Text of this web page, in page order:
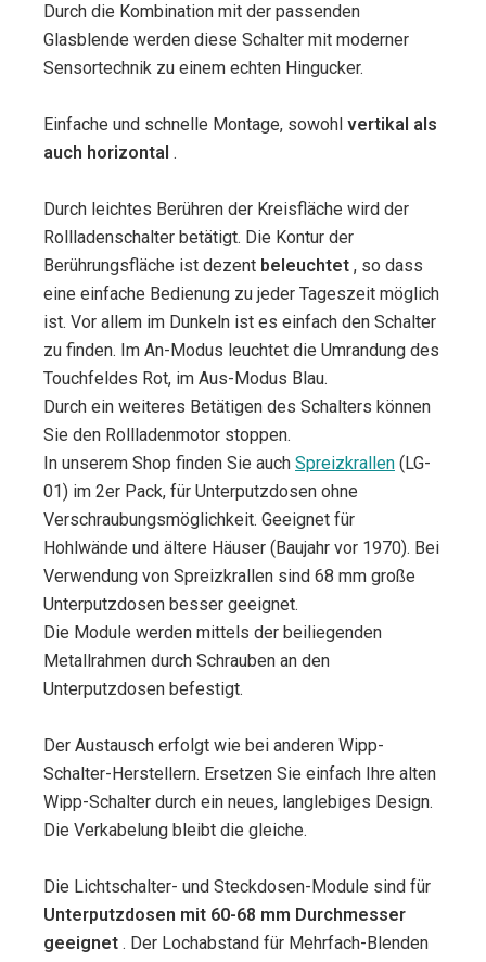
Durch die Kombination mit der passenden
Glasblende werden diese Schalter mit moderner
Sensortechnik zu einem echten Hingucker.
Einfache und schnelle Montage, sowohl vertikal als
auch horizontal .
Durch leichtes Berühren der Kreisfläche wird der
Rollladenschalter betätigt. Die Kontur der
Berührungsfläche ist dezent beleuchtet , so dass
eine einfache Bedienung zu jeder Tageszeit möglich
ist. Vor allem im Dunkeln ist es einfach den Schalter
zu finden. Im An-Modus leuchtet die Umrandung des
Touchfeldes Rot, im Aus-Modus Blau.
Durch ein weiteres Betätigen des Schalters können
Sie den Rollladenmotor stoppen.
In unserem Shop finden Sie auch Spreizkrallen (LG-
01) im 2er Pack, für Unterputzdosen ohne
Verschraubungsmöglichkeit. Geeignet für
Hohlwände und ältere Häuser (Baujahr vor 1970). Bei
Verwendung von Spreizkrallen sind 68 mm große
Unterputzdosen besser geeignet.
Die Module werden mittels der beiliegenden
Metallrahmen durch Schrauben an den
Unterputzdosen befestigt.
Der Austausch erfolgt wie bei anderen Wipp-
Schalter-Herstellern. Ersetzen Sie einfach Ihre alten
Wipp-Schalter durch ein neues, langlebiges Design.
Die Verkabelung bleibt die gleiche.
Die Lichtschalter- und Steckdosen-Module sind für
Unterputzdosen mit 60-68 mm Durchmesser
geeignet . Der Lochabstand für Mehrfach-Blenden